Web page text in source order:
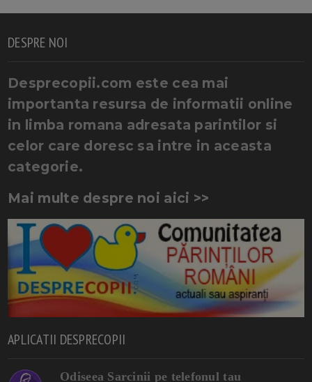
DESPRE NOI
Desprecopii.com este cea mai
importanta resursa de informatii online
in limba romana adresata parintilor si
celor care doresc sa intre in aceasta
categorie.
Mai multe despre noi aici >>
APLICATII DESPRECOPII
Odiseea Sarcinii pe telefonul tau